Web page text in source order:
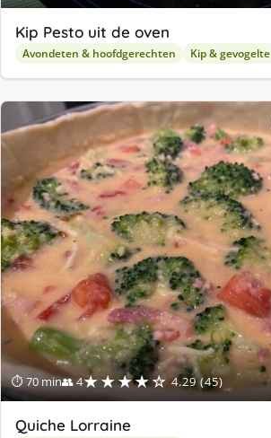
Kip Pesto uit de oven
Avondeten & hoofdgerechten Kip & gevogelte
⏱ 70 min👥 4★★★★☆ 4.29 (45)
Quiche Lorraine